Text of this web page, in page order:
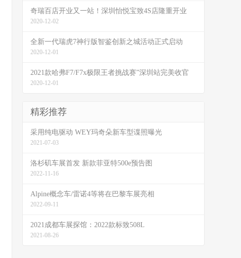
奇瑞百店开业又一站！深圳怡悦宝致4S店隆重开业
2020-12-02
全新一代瑞虎7神行版智鉴创新之城活动正式启动
2020-12-01
2021款哈弗F7/F7x极限王者挑战赛”深圳站完美收官
2020-12-01
精彩推荐
采用纯电驱动 WEY玛奇朵新车型谍照曝光
2021-07-03
洛杉矶车展首发 新款菲亚特500e预告图
2022-11-16
Alpine概念车/雷诺4等将在巴黎车展亮相
2022-09-11
2021成都车展探馆：2022款标致508L
2021-08-26